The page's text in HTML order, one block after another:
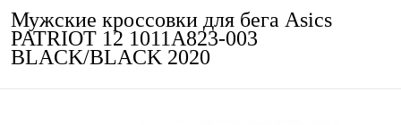
Мужские кроссовки для бега Asics
PATRIOT 12 1011A823-003
BLACK/BLACK 2020